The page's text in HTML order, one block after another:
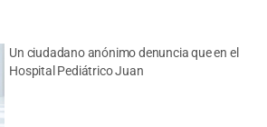
Un ciudadano anónimo denuncia que en el
Hospital Pediátrico Juan